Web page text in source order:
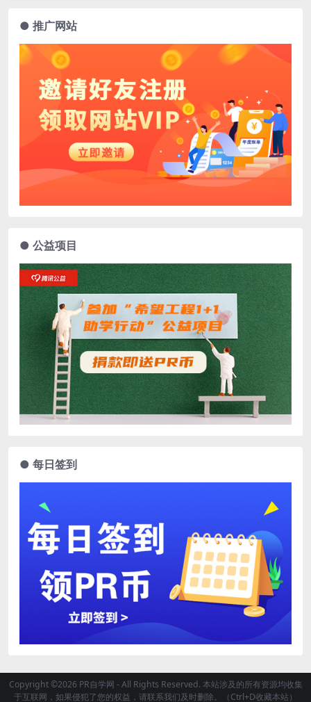
● 推广网站
● 公益项目
● 每日签到
Copyright ©2026 PR自学网 - All Rights Reserved. 本站涉及的所有资源均收集
于互联网，如果侵犯了您的权益，请联系我们及时删除。（Ctrl+D收藏本站）